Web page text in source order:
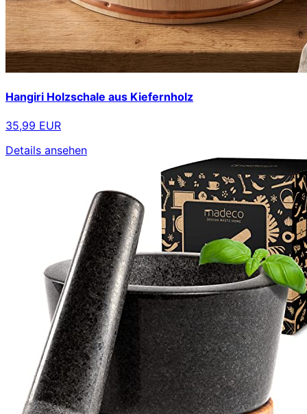
Hangiri Holzschale aus Kiefernholz
35,99 EUR
Details ansehen